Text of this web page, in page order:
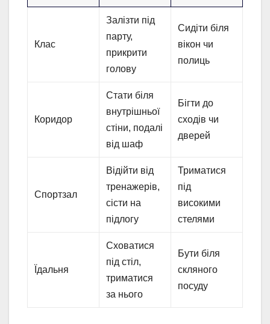
Клас
Залізти під
парту,
прикрити
голову
Сидіти біля
вікон чи
полиць
Коридор
Стати біля
внутрішньої
стіни, подалі
від шаф
Бігти до
сходів чи
дверей
Спортзал
Відійти від
тренажерів,
сісти на
підлогу
Триматися
під
високими
стелями
Їдальня
Сховатися
під стіл,
триматися
за нього
Бути біля
скляного
посуду